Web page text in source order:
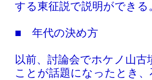
する東征説で説明ができる
■ 年代の決め方
以前、討論会でホケノ山
ことが話題になったとき